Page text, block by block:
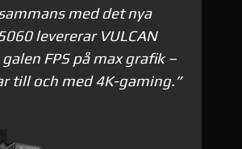
med det nya
levererar VULCAN
galen FPS på max grafik –
till och med 4K-gaming.”